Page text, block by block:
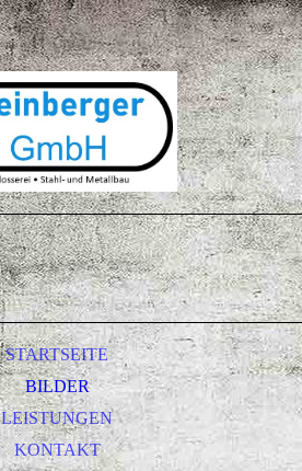
STARTSEITE
BILDER
LEISTUNGEN
KONTAKT